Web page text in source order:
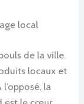
local
de la ville.
locaux et
la